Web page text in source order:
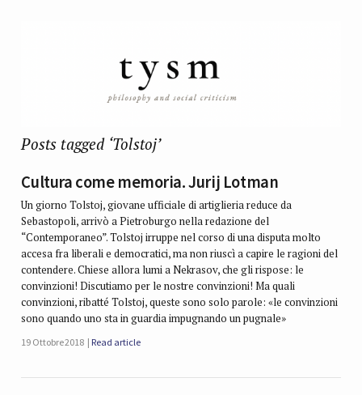
Posts tagged ‘Tolstoj’
Cultura come memoria. Jurij Lotman
Un giorno Tolstoj, giovane ufficiale di artiglieria reduce da
Sebastopoli, arrivò a Pietroburgo nella redazione del
“Contemporaneo”. Tolstoj irruppe nel corso di una disputa molto
accesa fra liberali e democratici, ma non riuscì a capire le ragioni del
contendere. Chiese allora lumi a Nekrasov, che gli rispose: le
convinzioni! Discutiamo per le nostre convinzioni! Ma quali
convinzioni, ribatté Tolstoj, queste sono solo parole: «le convinzioni
sono quando uno sta in guardia impugnando un pugnale»
19 Ottobre 2018 Read article